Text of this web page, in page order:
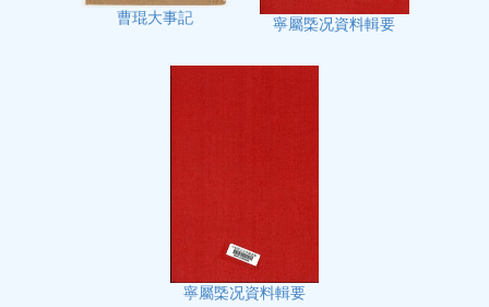
曹琨大事記 寧屬㮣况資料輯要
寧屬㮣况資料輯要